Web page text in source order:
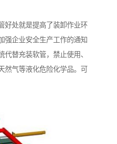
好处就是提高了装卸作业环
强企业安全生产工作的通知
替充装软管，禁止使用、
然气等液化危险化学品。可